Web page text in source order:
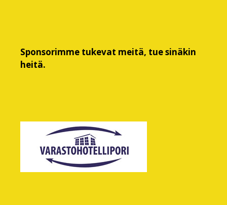
Sponsorimme tukevat meitä, tue sinäkin
heitä.